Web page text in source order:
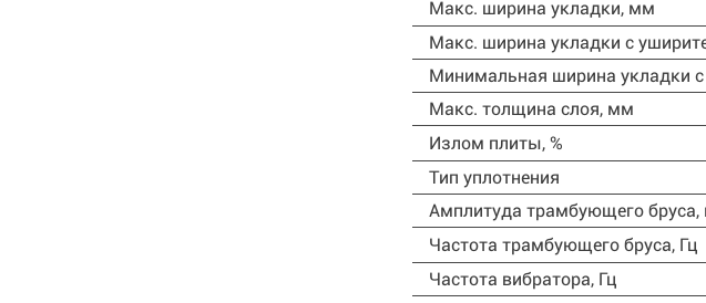
Макс. ширина укладки, мм
Макс. ширина укладки с
Минимальная ширина укладки
Макс. толщина слоя, мм
Излом плиты, %
Тип уплотнения
Амплитуда трамбующего
Частота трамбующего бруса, Гц
Частота вибратора, Гц